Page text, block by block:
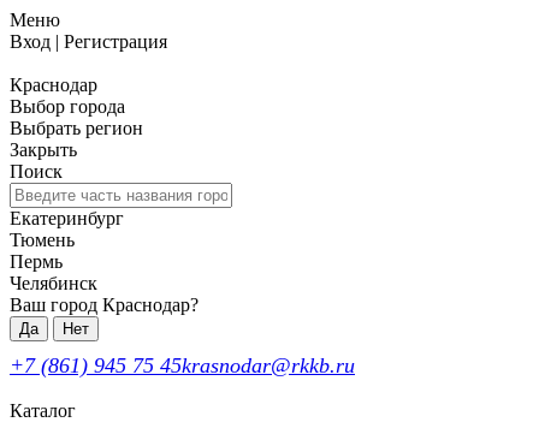
Меню
Вход | Регистрация
Краснодар
Выбор города
Выбрать регион
Закрыть
Поиск
Екатеринбург
Тюмень
Пермь
Челябинск
Ваш город Краснодар?
Да Нет
+7 (861) 945 75 45krasnodar@rkkb.ru
Каталог